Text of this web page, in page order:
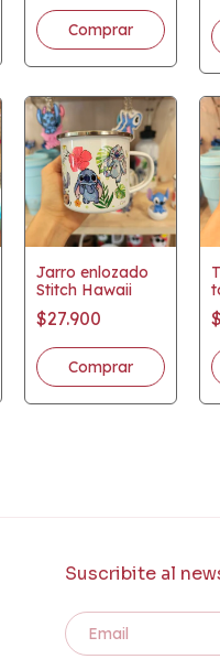
Jarro enlozado
Stitch Hawaii
$27.900
Suscribite al